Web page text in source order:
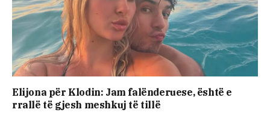
Elijona për Klodin: Jam falënderuese, është e
rrallë të gjesh meshkuj të tillë